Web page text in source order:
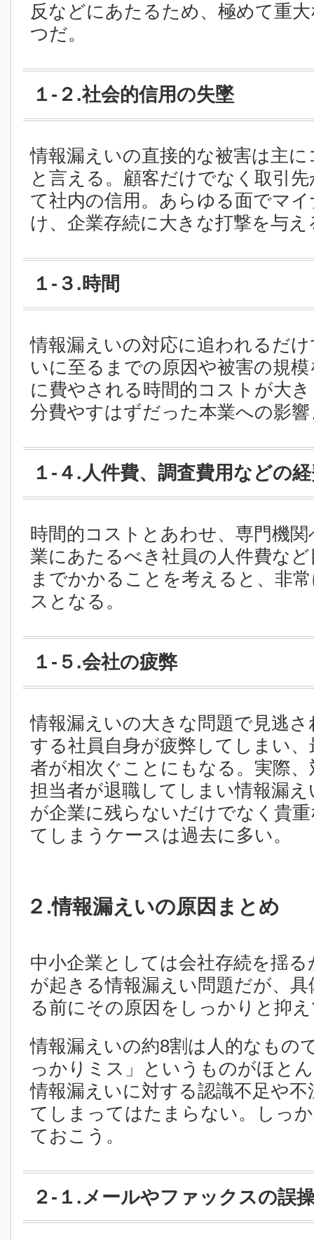
反などにあたるため、極めて重
つだ。
１-２.社会的信用の失墜
情報漏えいの直接的な被害は主
と言える。顧客だけでなく取引
て社内の信用。あらゆる面でマ
け、企業存続に大きな打撃を与
１-３.時間
情報漏えいの対応に追われるだ
いに至るまでの原因や被害の規
に費やされる時間的コストが大
分費やすはずだった本業への影
１-４.人件費、調査費用などの
時間的コストとあわせ、専門機
業にあたるべき社員の人件費な
までかかることを考えると、非
スとなる。
１-５.会社の疲弊
情報漏えいの大きな問題で見逃
する社員自身が疲弊してしまい
者が相次ぐことにもなる。実際
担当者が退職してしまい情報漏
が企業に残らないだけでなく貴
てしまうケースは過去に多い。
２.情報漏えいの原因まとめ
中小企業としては会社存続を揺
が起きる情報漏えい問題だが、
る前にその原因をしっかりと抑
情報漏えいの約8割は人的なもの
っかりミス」というものがほと
情報漏えいに対する認識不足や
てしまってはたまらない。しっ
ておこう。
２-１.メールやファックスの誤